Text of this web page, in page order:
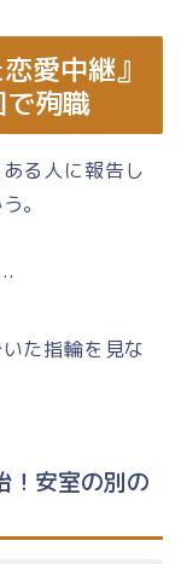
愛中継』
殉職
る人に報告し
。
た指輪を見な
！安室の別の